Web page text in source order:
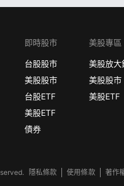
即時股市
台股股市
美股股市
台股ETF
美股ETF
債券
美股專區
美股放大
美股股市
美股ETF
隱私條款 使用條款 著作